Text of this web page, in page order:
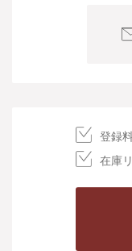
登録
在庫